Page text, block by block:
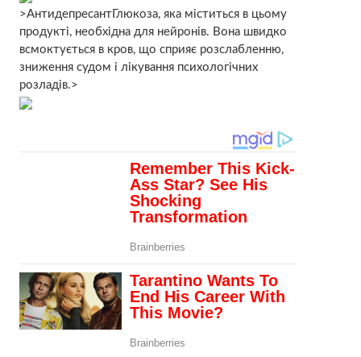
>АнтидепресантГлюкоза, яка міститься в цьому
продукті, необхідна для нейронів. Вона швидко
всмоктується в кров, що сприяє розслабленню,
зниження судом і лікування психологічних
розладів.>